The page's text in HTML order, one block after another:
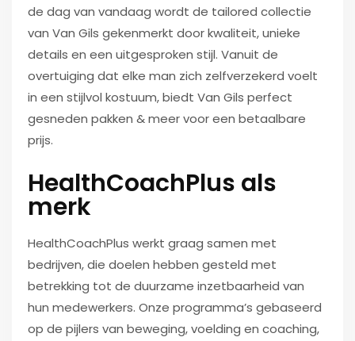
de dag van vandaag wordt de tailored collectie
van Van Gils gekenmerkt door kwaliteit, unieke
details en een uitgesproken stijl. Vanuit de
overtuiging dat elke man zich zelfverzekerd voelt
in een stijlvol kostuum, biedt Van Gils perfect
gesneden pakken & meer voor een betaalbare
prijs.
HealthCoachPlus als
merk
HealthCoachPlus werkt graag samen met
bedrijven, die doelen hebben gesteld met
betrekking tot de duurzame inzetbaarheid van
hun medewerkers. Onze programma’s gebaseerd
op de pijlers van beweging, voelding en coaching,